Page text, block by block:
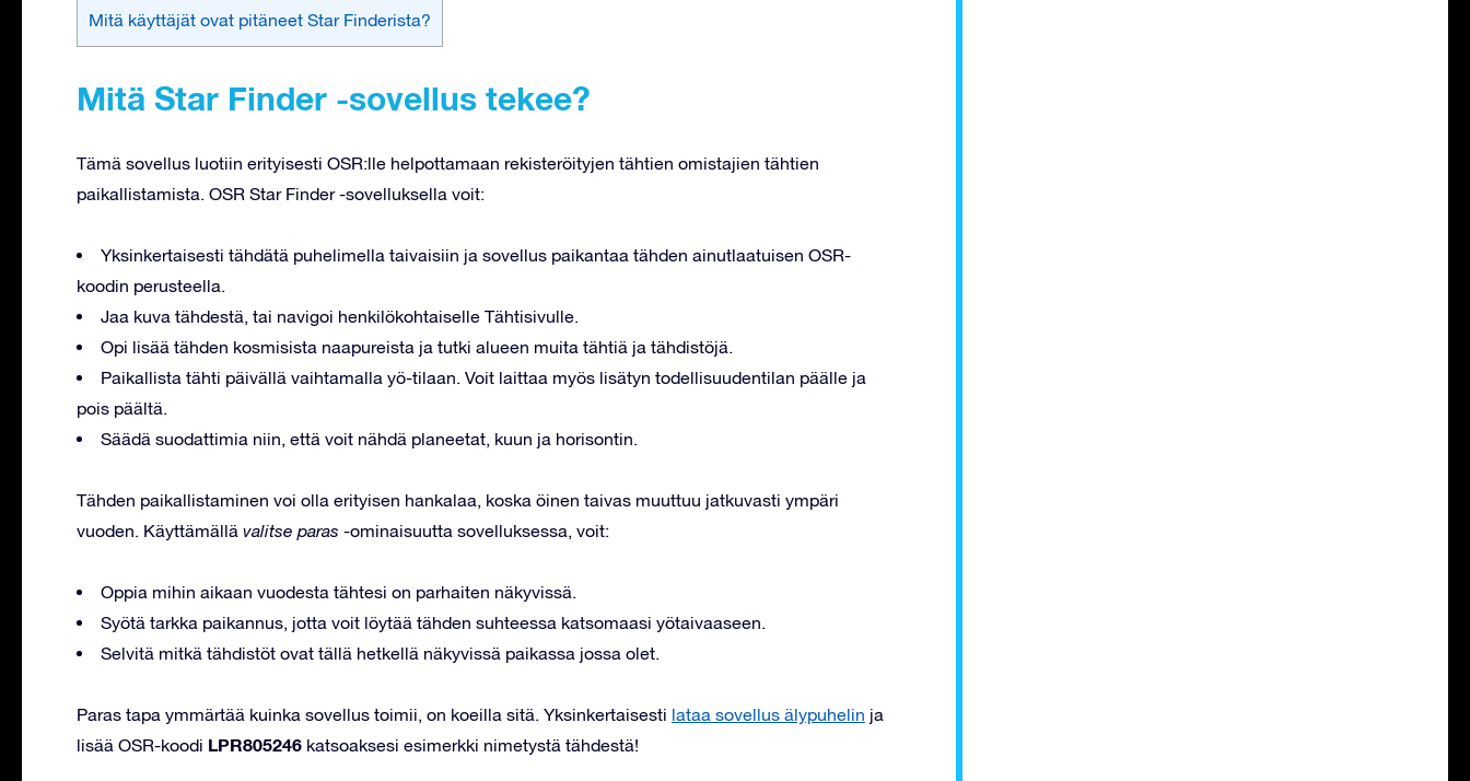
Mitä käyttäjät ovat pitäneet Star Finderista?
Mitä Star Finder -sovellus tekee?
Tämä sovellus luotiin erityisesti OSR:lle helpottamaan rekisteröityjen tähtien omistajien tähtien
paikallistamista. OSR Star Finder -sovelluksella voit:
Yksinkertaisesti tähdätä puhelimella taivaisiin ja sovellus paikantaa tähden ainutlaatuisen OSR-
koodin perusteella.
Jaa kuva tähdestä, tai navigoi henkilökohtaiselle Tähtisivulle.
Opi lisää tähden kosmisista naapureista ja tutki alueen muita tähtiä ja tähdistöjä.
Paikallista tähti päivällä vaihtamalla yö-tilaan. Voit laittaa myös lisätyn todellisuudentilan päälle ja
pois päältä.
Säädä suodattimia niin, että voit nähdä planeetat, kuun ja horisontin.
Tähden paikallistaminen voi olla erityisen hankalaa, koska öinen taivas muuttuu jatkuvasti ympäri
vuoden. Käyttämällä valitse paras -ominaisuutta sovelluksessa, voit:
Oppia mihin aikaan vuodesta tähtesi on parhaiten näkyvissä.
Syötä tarkka paikannus, jotta voit löytää tähden suhteessa katsomaasi yötaivaaseen.
Selvitä mitkä tähdistöt ovat tällä hetkellä näkyvissä paikassa jossa olet.
Paras tapa ymmärtää kuinka sovellus toimii, on koeilla sitä. Yksinkertaisesti lataa sovellus älypuhelin ja
lisää OSR-koodi LPR805246 katsoaksesi esimerkki nimetystä tähdestä!